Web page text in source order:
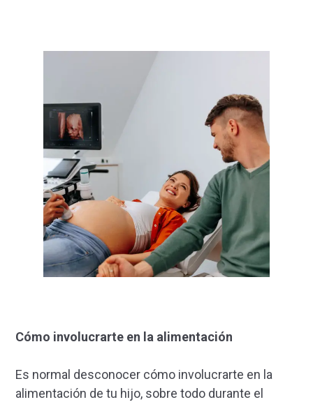
Cómo involucrarte en la alimentación
Es normal desconocer cómo involucrarte en la
alimentación de tu hijo, sobre todo durante el